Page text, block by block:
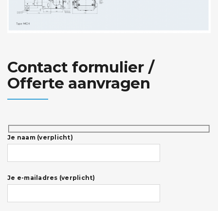
Contact formulier /
Offerte aanvragen
Je naam (verplicht)
Je e-mailadres (verplicht)